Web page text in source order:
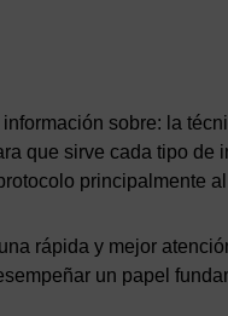
sobre: la
que sirve cada tipo de
principalmente
rápida y mejor
un papel